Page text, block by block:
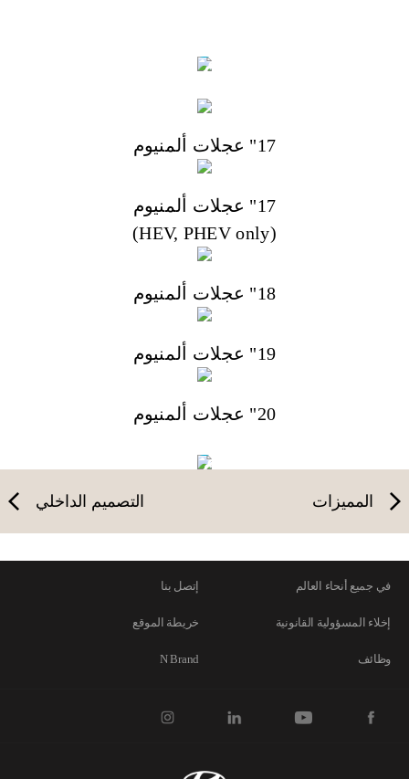
التصميم الجانبي
17" عجلات ألمنيوم
17" عجلات ألمنيوم
(HEV, PHEV only)
18" عجلات ألمنيوم
19" عجلات ألمنيوم
20" عجلات ألمنيوم
التصميم الخلفي
المميزات التصميم الداخلي
في جميع أنحاء العالم إتصل بنا
إخلاء المسؤولية القانونية خريطة الموقع
وظائف N Brand